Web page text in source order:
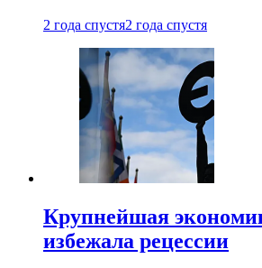
2 года спустя2 года спустя
Крупнейшая
избежала рецессии